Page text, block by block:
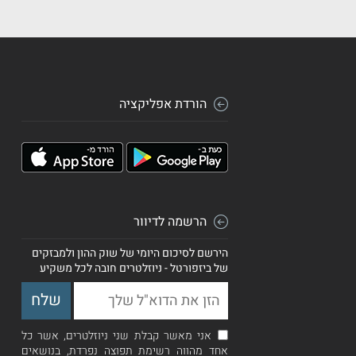
הורדת אפליקציה
הרשמה לדיוור
הירשם לסיכום היומי של שוק ההון ולמבזקים
של ביזפורטל - ניוזלטרים חובה לכל משקיע
אני מאשר קבלת שני ניוזלטרים, אשר כל
אחד מהווה רשימת תפוצה נפרדת, בנושאים